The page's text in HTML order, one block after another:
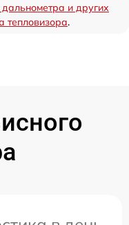
дальнометра и других
тепловизора.